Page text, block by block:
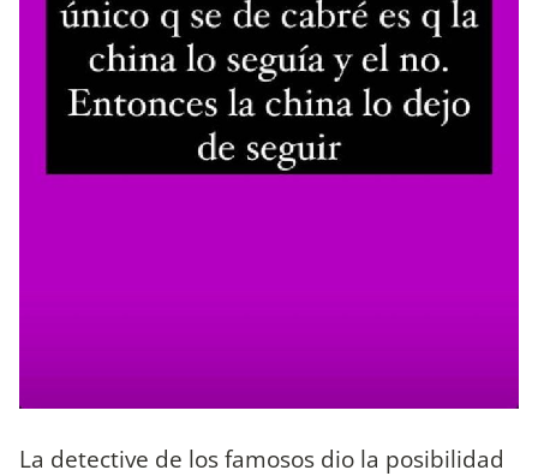
La detective de los famosos dio la posibilidad